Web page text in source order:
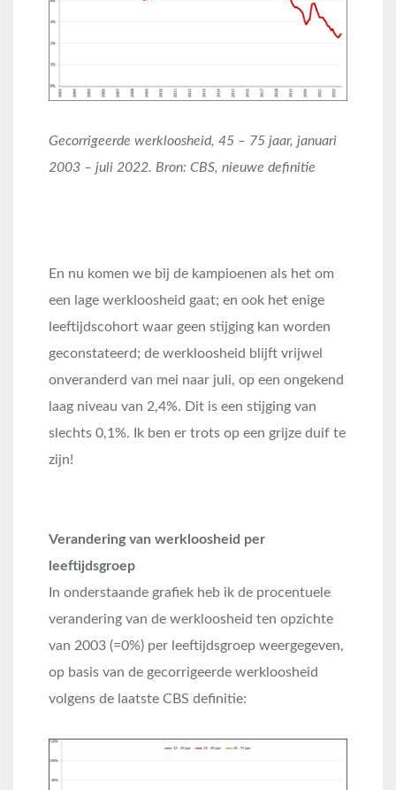
Gecorrigeerde werkloosheid, 45 – 75 jaar, januari
2003 – juli 2022. Bron: CBS, nieuwe definitie
En nu komen we bij de kampioenen als het om
een lage werkloosheid gaat; en ook het enige
leeftijdscohort waar geen stijging kan worden
geconstateerd; de werkloosheid blijft vrijwel
onveranderd van mei naar juli, op een ongekend
laag niveau van 2,4%. Dit is een stijging van
slechts 0,1%. Ik ben er trots op een grijze duif te
zijn!
Verandering van werkloosheid per
leeftijdsgroep
In onderstaande grafiek heb ik de procentuele
verandering van de werkloosheid ten opzichte
van 2003 (=0%) per leeftijdsgroep weergegeven,
op basis van de gecorrigeerde werkloosheid
volgens de laatste CBS definitie: